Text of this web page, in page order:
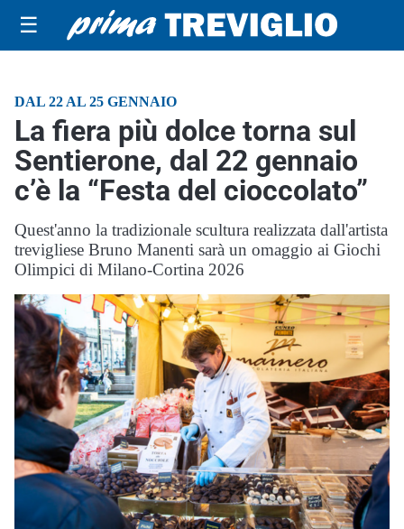
☰
DAL 22 AL 25 GENNAIO
La fiera più dolce torna sul
Sentierone, dal 22 gennaio
c’è la “Festa del cioccolato”
Quest'anno la tradizionale scultura realizzata dall'artista
trevigliese Bruno Manenti sarà un omaggio ai Giochi
Olimpici di Milano-Cortina 2026